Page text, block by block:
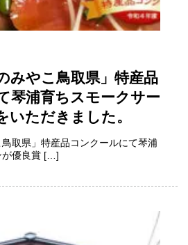
みやこ鳥取県」特産品
琴浦育ちスモークサー
いただきました。
取県」特産品コンクールにて琴浦
が優良賞 […]